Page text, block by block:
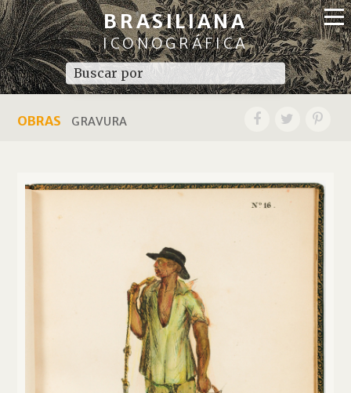
BRASILIANA
ICONOGRÁFICA
OBRAS GRAVURA